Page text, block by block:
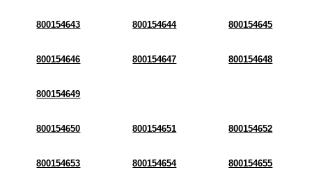
800154643 800154644 800154645
800154646 800154647 800154648
800154649
800154650 800154651 800154652
800154653 800154654 800154655